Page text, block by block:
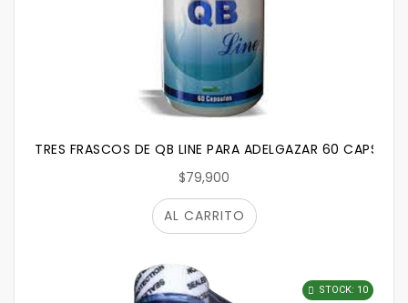
TRES FRASCOS DE QB LINE PARA ADELGAZAR 60 CAPSULAS
$79,900
AL CARRITO
STOCK: 10